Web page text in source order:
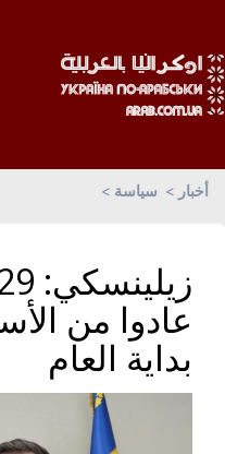
أخبار سياسة
عادوا من
بداية العام